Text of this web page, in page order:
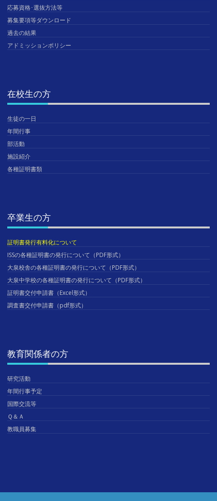
応募資格･選抜方法等
募集要項等ダウンロード
過去の結果
アドミッションポリシー
在校生の方
生徒の一日
年間行事
部活動
施設紹介
各種証明書類
卒業生の方
証明書発行有料化について
ISSの各種証明書の発行について（PDF形式）
大泉校舎の各種証明書の発行について（PDF形式）
大泉中学校の各種証明書の発行について（PDF形式）
証明書交付申請書（Excel形式）
調査書交付申請書（pdf形式）
教育関係者の方
研究活動
年間行事予定
国際交流等
Ｑ＆Ａ
教職員募集